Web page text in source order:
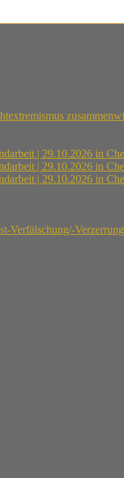
| 29.10.2026 in
| 29.10.2026 in
| 29.10.2026 in
Verfälschung/-